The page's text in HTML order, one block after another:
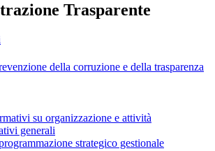
Trasparente
della corruzione e della trasparenza
su organizzazione e attività
generali
strategico gestionale